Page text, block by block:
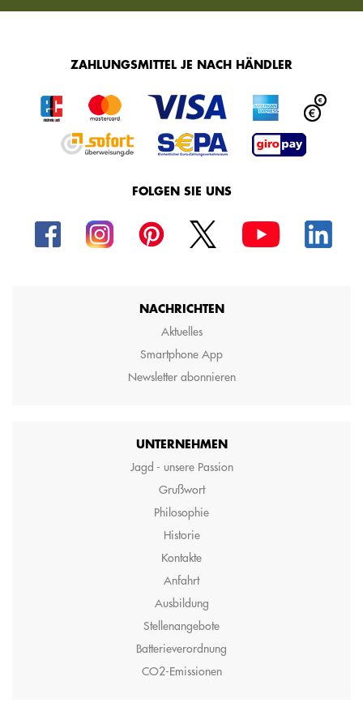
ZAHLUNGSMITTEL JE NACH HÄNDLER
FOLGEN SIE UNS
NACHRICHTEN
Aktuelles
Smartphone App
Newsletter abonnieren
UNTERNEHMEN
Jagd - unsere Passion
Grußwort
Philosophie
Historie
Kontakte
Anfahrt
Ausbildung
Stellenangebote
Batterieverordnung
CO2-Emissionen